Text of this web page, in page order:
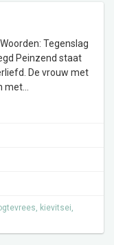
Tegenslag
Peinzend staat
De vrouw met
met
, kievitsei,